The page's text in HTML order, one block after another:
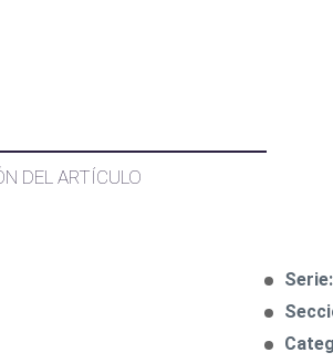
DEL ARTÍCULO
Serie: